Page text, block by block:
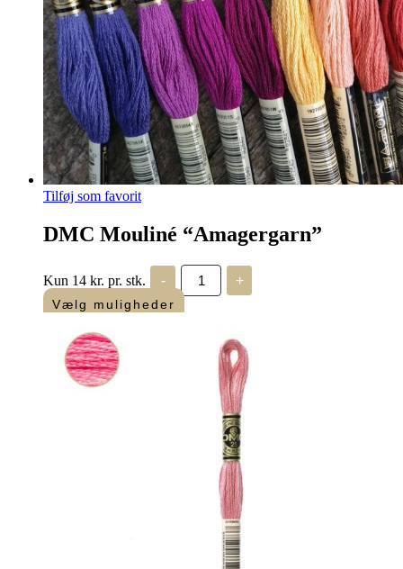
Tilføj som favorit
DMC Mouliné “Amagergarn”
Kun 14 kr. pr. stk. -
DMC
Mouliné
"Amagergarn"
antal
+
Vælg muligheder